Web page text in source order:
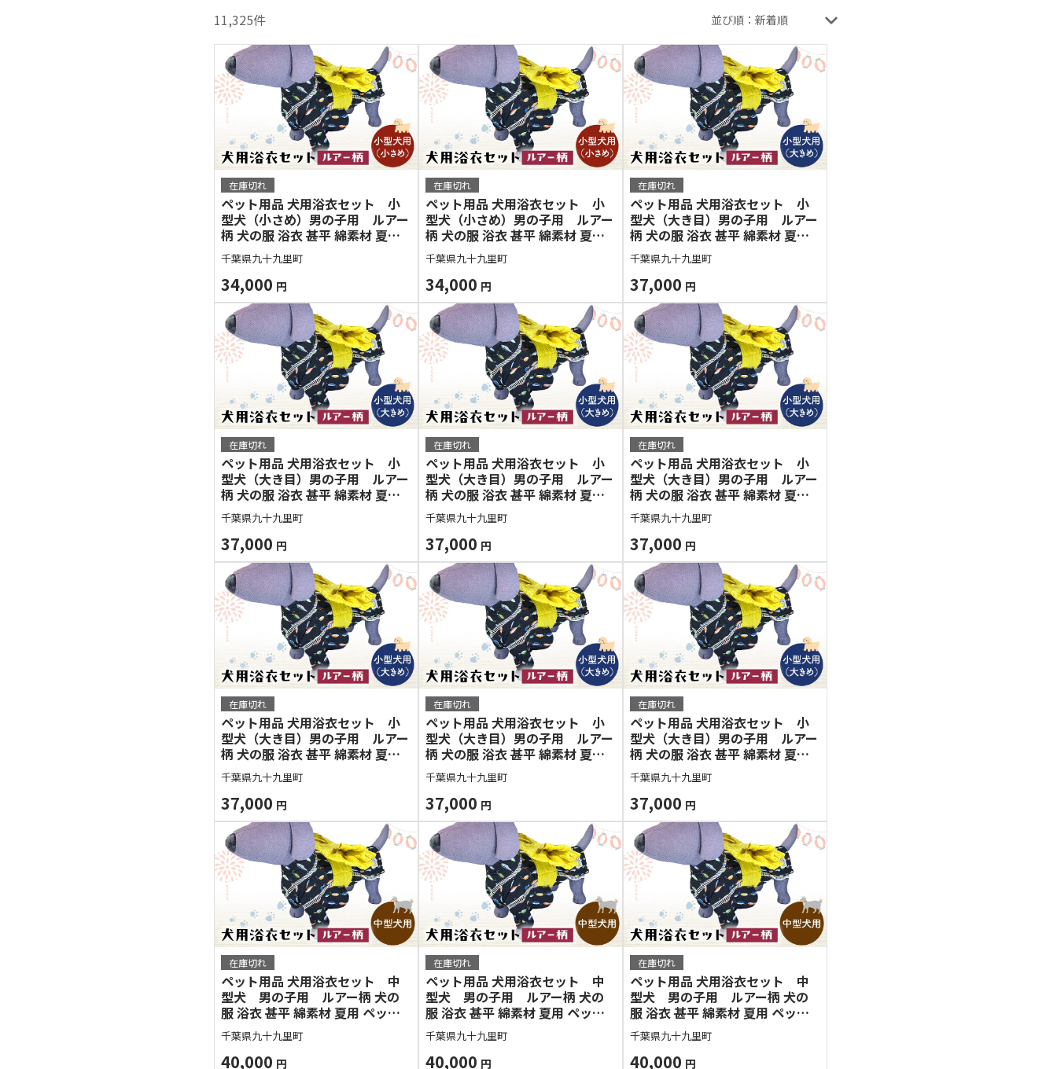
11,325件 並び順：
在庫切れ
ペット用品 犬用浴衣セット 小
型犬（小さめ）男の子用 ルアー
柄 犬の服 浴衣 甚平 綿素材 夏用
ペット ドッグウェア 可愛い おし
ゃれ お散歩 お出かけ インスタ映
え【浴衣ML 帯M】
千葉県九十九里町
34,000 円
在庫切れ
ペット用品 犬用浴衣セット 小
型犬（小さめ）男の子用 ルアー
柄 犬の服 浴衣 甚平 綿素材 夏用
ペット ドッグウェア 可愛い おし
ゃれ お散歩 お出かけ インスタ映
え【浴衣ML 帯ML】
千葉県九十九里町
34,000 円
在庫切れ
ペット用品 犬用浴衣セット 小
型犬（大き目）男の子用 ルアー
柄 犬の服 浴衣 甚平 綿素材 夏用
ペット ドッグウェア 可愛い おし
ゃれ お散歩 お出かけ インスタ映
え【浴衣L 帯M】
千葉県九十九里町
37,000 円
在庫切れ
ペット用品 犬用浴衣セット 小
型犬（大き目）男の子用 ルアー
柄 犬の服 浴衣 甚平 綿素材 夏用
ペット ドッグウェア 可愛い おし
ゃれ お散歩 お出かけ インスタ映
え【浴衣L 帯ML】
千葉県九十九里町
37,000 円
在庫切れ
ペット用品 犬用浴衣セット 小
型犬（大き目）男の子用 ルアー
柄 犬の服 浴衣 甚平 綿素材 夏用
ペット ドッグウェア 可愛い おし
ゃれ お散歩 お出かけ インスタ映
え【浴衣L 帯L】
千葉県九十九里町
37,000 円
在庫切れ
ペット用品 犬用浴衣セット 小
型犬（大き目）男の子用 ルアー
柄 犬の服 浴衣 甚平 綿素材 夏用
ペット ドッグウェア 可愛い おし
ゃれ お散歩 お出かけ インスタ映
え【浴衣L 帯LL】
千葉県九十九里町
37,000 円
在庫切れ
ペット用品 犬用浴衣セット 小
型犬（大き目）男の子用 ルアー
柄 犬の服 浴衣 甚平 綿素材 夏用
ペット ドッグウェア 可愛い おし
ゃれ お散歩 お出かけ インスタ映
え【浴衣LL 帯ML】
千葉県九十九里町
37,000 円
在庫切れ
ペット用品 犬用浴衣セット 小
型犬（大き目）男の子用 ルアー
柄 犬の服 浴衣 甚平 綿素材 夏用
ペット ドッグウェア 可愛い おし
ゃれ お散歩 お出かけ インスタ映
え【浴衣LL 帯L】
千葉県九十九里町
37,000 円
在庫切れ
ペット用品 犬用浴衣セット 小
型犬（大き目）男の子用 ルアー
柄 犬の服 浴衣 甚平 綿素材 夏用
ペット ドッグウェア 可愛い おし
ゃれ お散歩 お出かけ インスタ映
え【浴衣LL 帯LL】
千葉県九十九里町
37,000 円
在庫切れ
ペット用品 犬用浴衣セット 中
型犬 男の子用 ルアー柄 犬の
服 浴衣 甚平 綿素材 夏用 ペット
ドッグウェア 可愛い おしゃれ お
散歩 お出かけ インスタ映え【浴
衣3L 帯ML】
千葉県九十九里町
40,000 円
在庫切れ
ペット用品 犬用浴衣セット 中
型犬 男の子用 ルアー柄 犬の
服 浴衣 甚平 綿素材 夏用 ペット
ドッグウェア 可愛い おしゃれ お
散歩 お出かけ インスタ映え【浴
衣3L 帯L】
千葉県九十九里町
40,000 円
在庫切れ
ペット用品 犬用浴衣セット 中
型犬 男の子用 ルアー柄 犬の
服 浴衣 甚平 綿素材 夏用 ペット
ドッグウェア 可愛い おしゃれ お
散歩 お出かけ インスタ映え【浴
衣3L 帯LL】
千葉県九十九里町
40,000 円